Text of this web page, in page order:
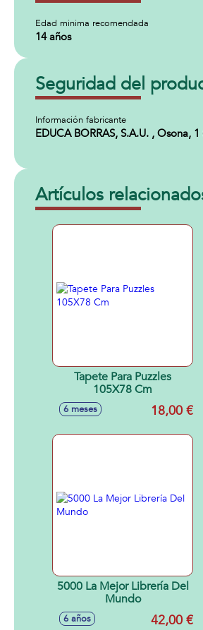
Edad minima recomendada
14 años
Seguridad del
Información fabricante
EDUCA BORRAS, S.A.U. , Osona,
Artículos
Tapete Para Puzzles
105X78 Cm
6 meses 18,00 €
5000 La Mejor Librería Del
Mundo
6 años 42,00 €